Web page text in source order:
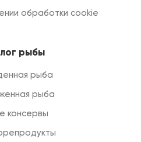
обработки cookie
рыбы
рыба
рыба
консервы